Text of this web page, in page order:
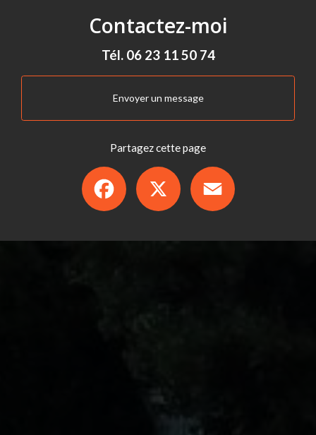
Contactez-moi
Tél. 06 23 11 50 74
Envoyer un message
Partagez cette page
Facebook